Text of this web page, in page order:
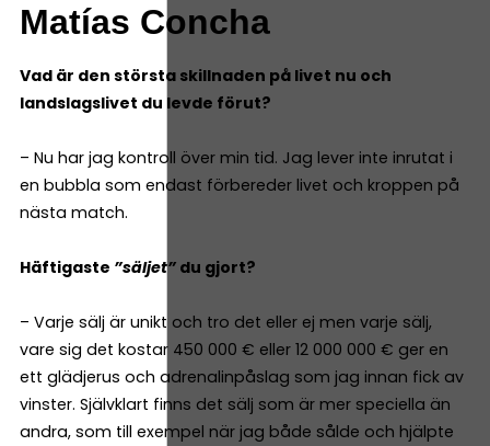
Matías Concha
Vad är den största skillnaden på livet nu och
landslagslivet du levde förut?
– Nu har jag kontroll över min tid. Jag lever inte inrutat i
en bubbla som endast förbereder livet och kroppen på
nästa match.
Häftigaste ”säljet” du gjort?
– Varje sälj är unikt och tro det eller ej men varje sälj,
vare sig det kostar 450 000 € eller 12 000 000 € ger en
ett glädjerus och adrenalinpåslag som jag innan fick av
vinster. Självklart finns det sälj som är mer speciella än
andra, som till exempel när jag både sålde och hjälpte